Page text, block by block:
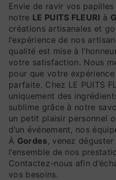
Envie de ravir vos papilles ? Rendez-vous dans
notre LE PUITS FLEURI à
créations artisanales et
l’expérience de nos
qualité est mise à
votre satisfaction. Nous
pour que votre
parfaite. Chez LE PUITS
uniquement des
sublime grâce à notre
un petit plaisir personnel
d’un événement, nos
À Gordes , venez
l’ensemble de nos
Contactez-nous afin
vos besoins.